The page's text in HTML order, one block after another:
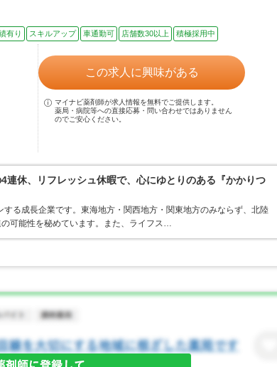
有り スキルアップ 車通勤可 店舗数30以上 積極採用中
この求人に興味がある
マイナビ薬剤師が求人情報を無料でご提供します。
薬局・病院等への直接応募・問い合わせではありません
のでご安心ください。
連休、リフレッシュ休暇で、心にゆとりのある『かかりつ
る成長企業です。東海地方・関西地方・関東地方のみならず、北陸
可能性を秘めています。また、ライフス…